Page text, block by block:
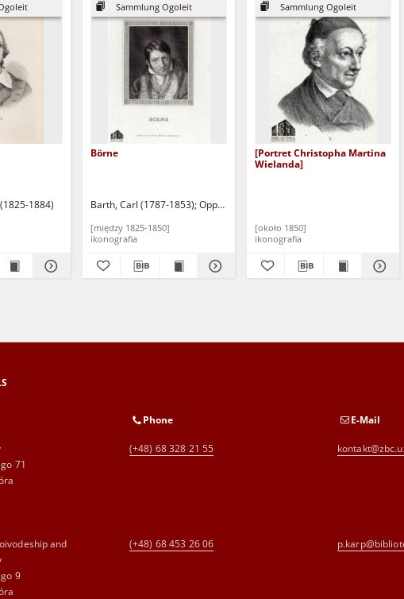
1884)
Sammlung Ogoleit
Börne
Barth, Carl (1787-1853) Oppenheim, T.
[między 1825-1850]
ikonografia
Sammlung Ogoleit
[Portret Christopha Martina
Wielanda]
[około 1850]
ikonografia
71
Phone
(+48) 68 328 21 55
E-Mail
and
9
(+48) 68 453 26 06